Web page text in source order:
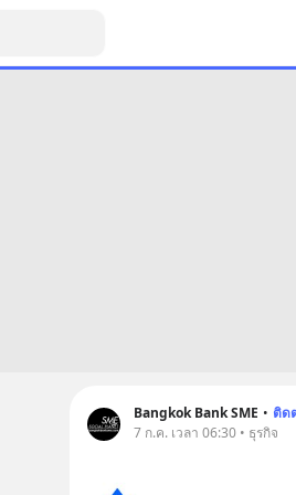
Bangkok Bank SME • ติด
7 ก.ค. เวลา 06:30 • ธุรกิจ